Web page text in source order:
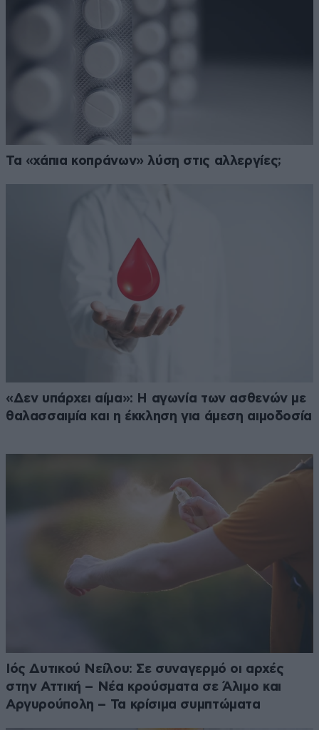
Τα «χάπια κοπράνων» λύση στις αλλεργίες;
«Δεν υπάρχει αίμα»: Η αγωνία των ασθενών με
θαλασσαιμία και η έκκληση για άμεση αιμοδοσία
Ιός Δυτικού Νείλου: Σε συναγερμό οι αρχές
στην Αττική – Νέα κρούσματα σε Άλιμο και
Αργυρούπολη – Τα κρίσιμα συμπτώματα